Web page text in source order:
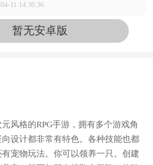
11 14:30:36
暂无安卓版
风格的RPG手游，拥有多个游戏角
设计都非常有特色。各种技能也都
宠物玩法。你可以领养一只。创建